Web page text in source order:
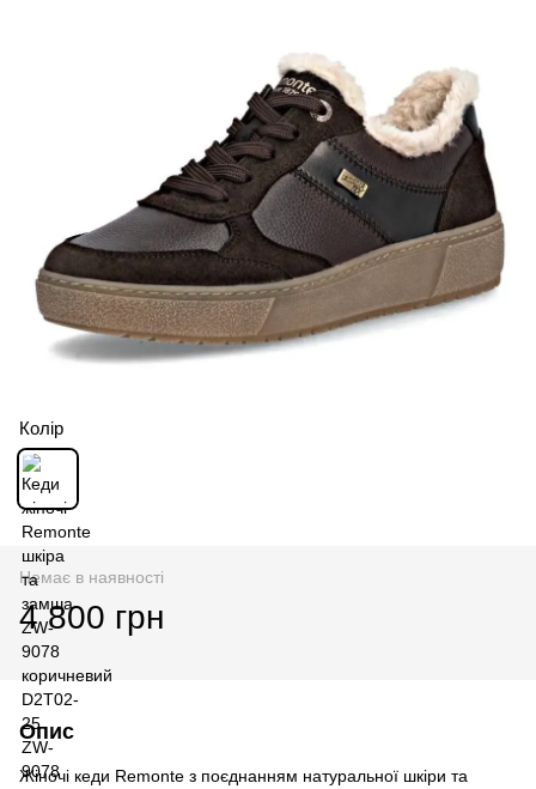
Колір
Немає в наявності
4 800 грн
Опис
Жіночі кеди Remonte з поєднанням натуральної шкіри та